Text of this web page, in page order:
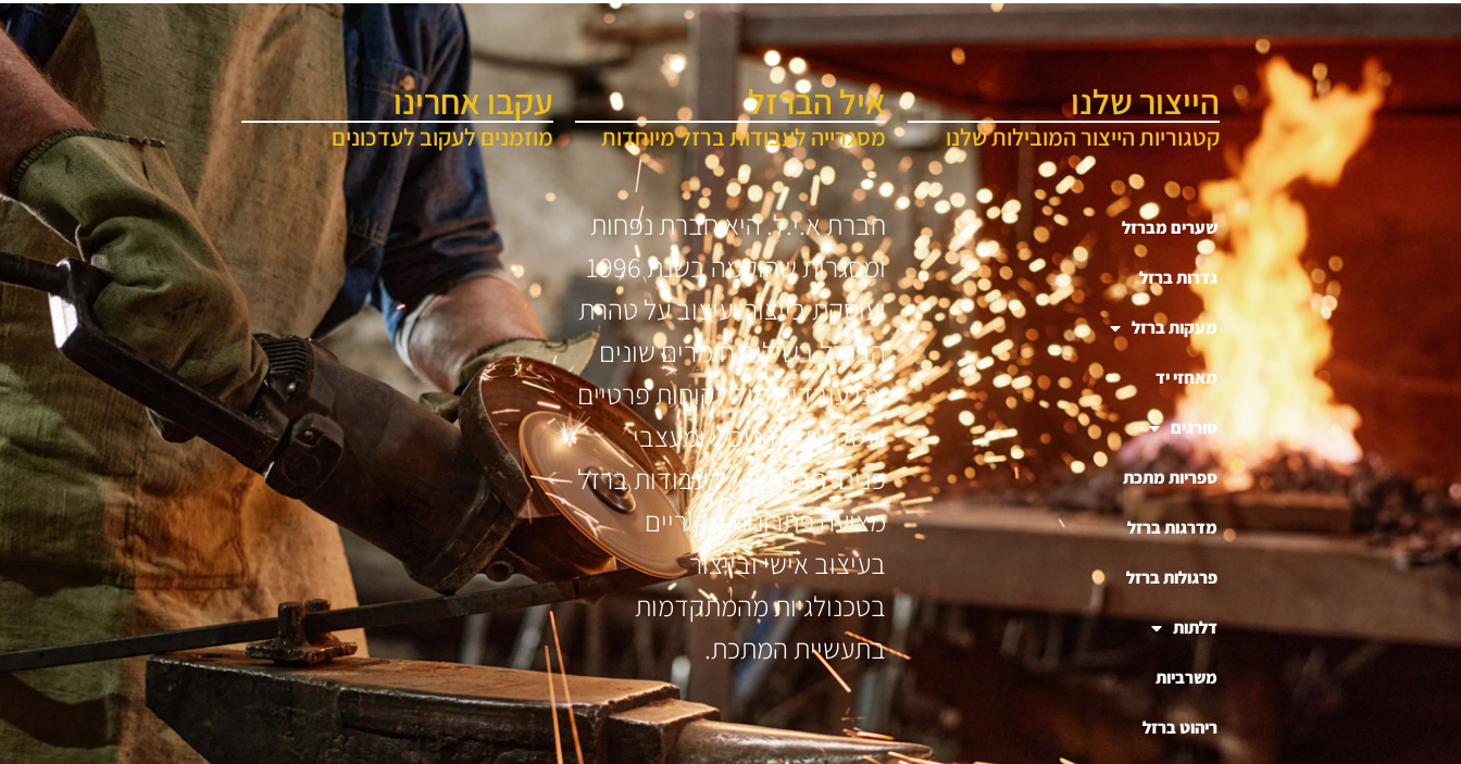
הייצור שלנו
קטגוריות הייצור המובילות שלנו
שערים מברזל
גדרות ברזל
מעקות ברזל
מאחזי יד
סורגים
ספריות מתכת
מדרגות ברזל
פרגולות ברזל
דלתות
משרביות
ריהוט ברזל
איל הברזל
מסגרייה לעבודות ברזל מיוחדות
חברת א.י.ל. היא חברת נפחות
ומסגרות שהוקמה בשנת 1996
ועוסקת בייצור ועיצוב על טהרת
הברזל בשילוב חומרים שונים
אנו עובדים מול לקוחות פרטיים
ועסקיים, אדריכלי ומעצבי
פנים. חברת א.י.ל עבודות ברזל
מציעה פתרונות מקוריים
בעיצוב אישי ובייצור
בטכנולגיות מהמתקדמות
בתעשיית המתכת.
עקבו אחרינו
מוזמנים לעקוב לעדכונים